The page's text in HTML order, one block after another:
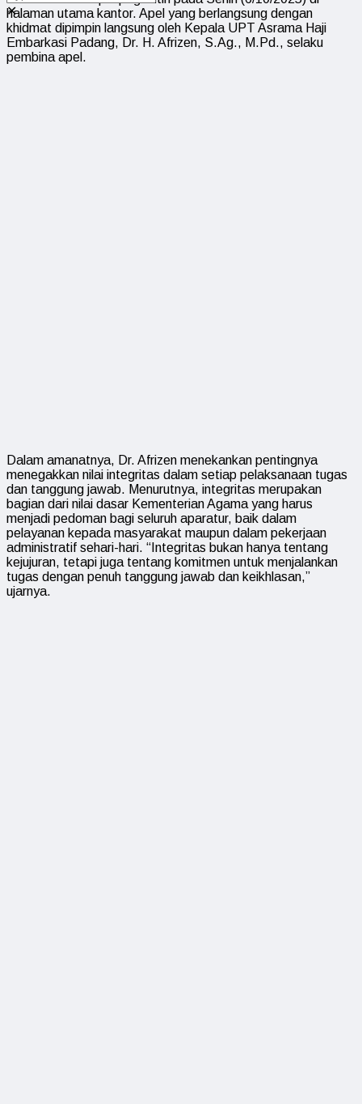
✕
halaman utama kantor. Apel yang berlangsung dengan
khidmat dipimpin langsung oleh Kepala UPT Asrama Haji
Embarkasi Padang, Dr. H. Afrizen, S.Ag., M.Pd., selaku
pembina apel.
Dalam amanatnya, Dr. Afrizen menekankan pentingnya
menegakkan nilai integritas dalam setiap pelaksanaan tugas
dan tanggung jawab. Menurutnya, integritas merupakan
bagian dari nilai dasar Kementerian Agama yang harus
menjadi pedoman bagi seluruh aparatur, baik dalam
pelayanan kepada masyarakat maupun dalam pekerjaan
administratif sehari-hari. “Integritas bukan hanya tentang
kejujuran, tetapi juga tentang komitmen untuk menjalankan
tugas dengan penuh tanggung jawab dan keikhlasan,”
ujarnya.